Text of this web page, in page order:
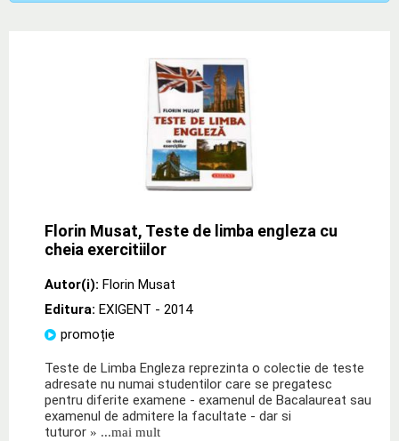
Florin Musat, Teste de limba engleza cu
cheia exercitiilor
Autor(i): Florin Musat
Editura: EXIGENT - 2014
promoție
Teste de Limba Engleza reprezinta o colectie de teste
adresate nu numai studentilor care se pregatesc
pentru diferite examene - examenul de Bacalaureat sau
examenul de admitere la facultate - dar si
tuturor » ...mai mult